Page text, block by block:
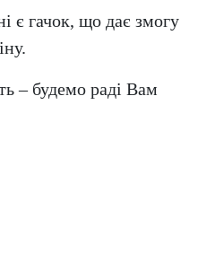
є гачок, що дає змогу
– будемо раді Вам